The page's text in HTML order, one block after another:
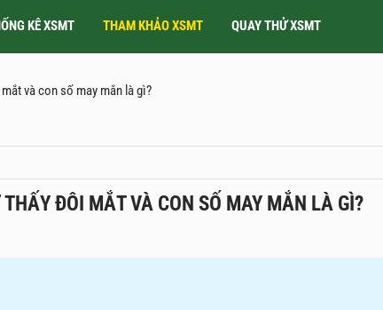
KÊ XSMT THAM KHẢO XSMT QUAY THỬ XSMT
và con số may mắn là gì?
ĐÔI MẮT VÀ CON SỐ MAY MẮN LÀ GÌ?